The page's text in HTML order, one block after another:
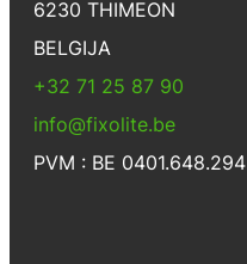
6230 THIMEON
BELGIJA
+32 71 25 87 90
info@fixolite.be
PVM : BE 0401.648.294